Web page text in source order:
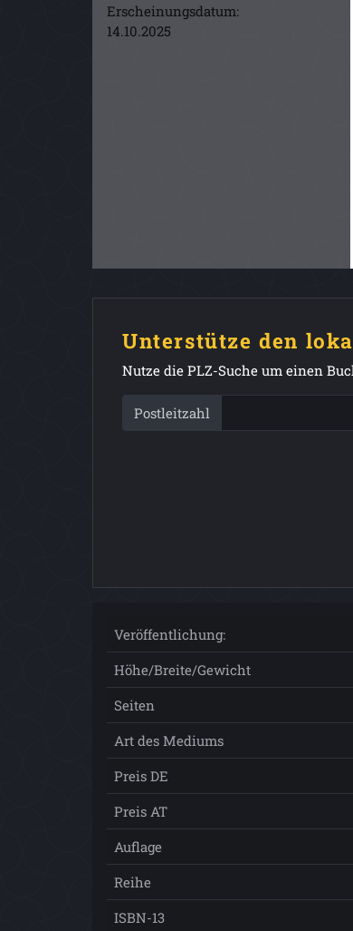
Erscheinungsdatum:
14.10.2025
Unterstütze den
Nutze die PLZ-Suche um einen
Postleitzahl
Veröffentlichung:
Höhe/Breite/Gewicht
Seiten
Art des Mediums
Preis DE
Preis AT
Auflage
Reihe
ISBN-13